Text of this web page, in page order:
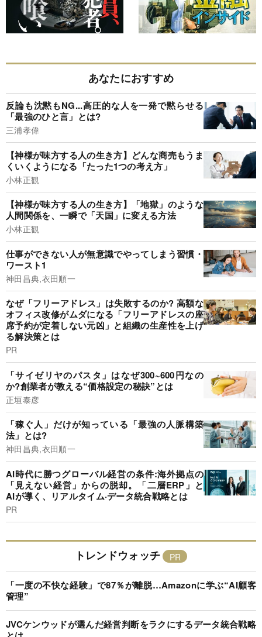
あなたにおすすめ
反論も沈黙もNG...高圧的な人を一発で黙らせる
「最強のひと言」とは?
三浦孝偉
【神様が味方する人の生き方】どんな商売もうま
くいくようになる「たった1つの考え方」
小林正観
【神様が味方する人の生き方】「地獄」のような
人間関係を、一瞬で「天国」に変える方法
小林正観
仕事ができない人が無意識でやってしまう習慣・
ワースト1
神田昌典,衣田順一
なぜ「フリーアドレス」は失敗するのか? 高額な
オフィス改修がムダになる「フリーアドレスの座
席予約が定着しない元凶」と組織の生産性を上げ
る解決策とは
PR
「サイゼリヤのパスタ」はなぜ300~600円なの
か?創業者が教える“価格設定の秘訣”とは
正垣泰彦
「稼ぐ人」だけが知っている「最強の人脈構築
法」とは?
神田昌典,衣田順一
AI時代に勝つグローバル経営の条件:海外拠点の
「見えない経営」からの脱却。「二層ERP」と
AIが導く、リアルタイム·データ統合戦略とは
PR
トレンドウォッチ
「一度の不快な経験」で87％が離脱…Amazonに学ぶ“AI顧客
管理”
JVCケンウッドが選んだ経営判断をラクにするデータ統合戦略